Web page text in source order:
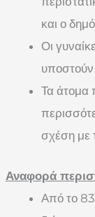
και ο
Οι
υποστούν
Τα άτομα
σχέση με
Αναφορά
Από το